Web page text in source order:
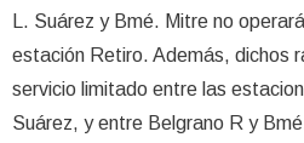
L. Suárez y Bmé. Mitre no
estación Retiro. Además, dichos
servicio limitado entre las
Suárez, y entre Belgrano R y